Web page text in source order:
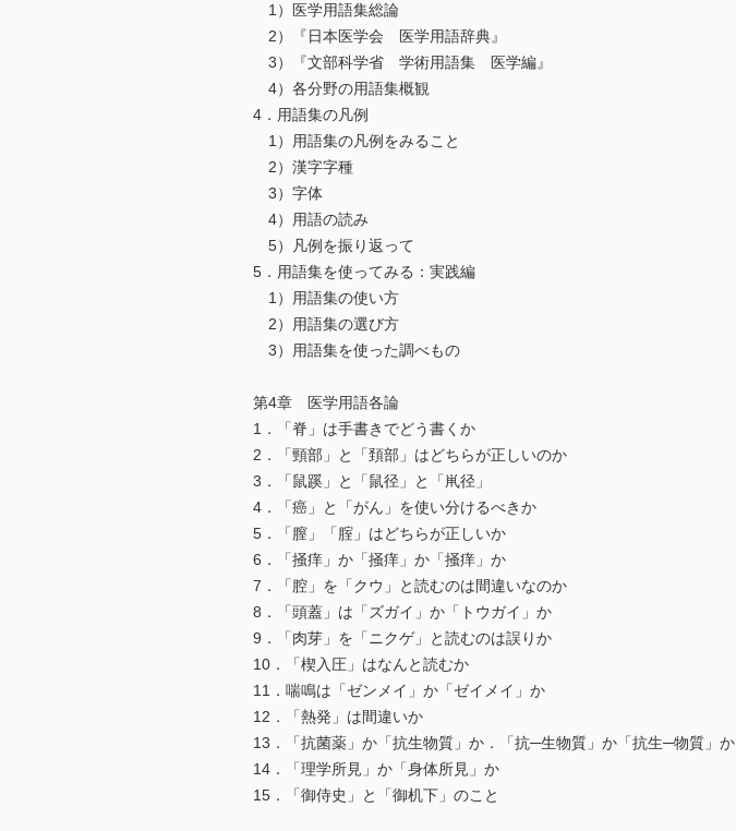
1）医学用語集総論
2）『日本医学会 医学用語辞典』
3）『文部科学省 学術用語集 医学編』
4）各分野の用語集概観
4．用語集の凡例
1）用語集の凡例をみること
2）漢字字種
3）字体
4）用語の読み
5）凡例を振り返って
5．用語集を使ってみる：実践編
1）用語集の使い方
2）用語集の選び方
3）用語集を使った調べもの
第4章 医学用語各論
1．「脊」は手書きでどう書くか
2．「頸部」と「頚部」はどちらが正しいのか
3．「鼠蹊」と「鼠径」と「鼡径」
4．「癌」と「がん」を使い分けるべきか
5．「膣」「腟」はどちらが正しいか
6．「掻痒」か「掻痒」か「掻痒」か
7．「腔」を「クウ」と読むのは間違いなのか
8．「頭蓋」は「ズガイ」か「トウガイ」か
9．「肉芽」を「ニクゲ」と読むのは誤りか
10．「楔入圧」はなんと読むか
11．喘鳴は「ゼンメイ」か「ゼイメイ」か
12．「熱発」は間違いか
13．「抗菌薬」か「抗生物質」か．「抗─生物質」か「抗生─物質」か
14．「理学所見」か「身体所見」か
15．「御侍史」と「御机下」のこと